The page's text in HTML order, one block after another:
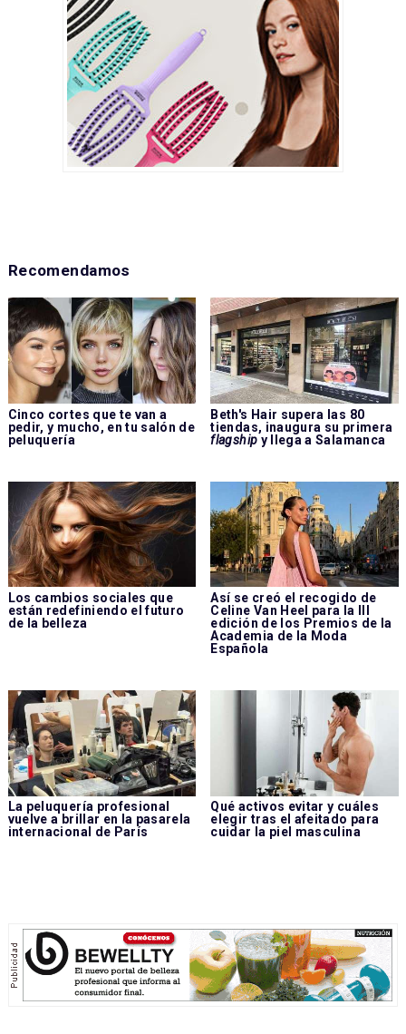
Recomendamos
Cinco cortes que te van a
pedir, y mucho, en tu salón de
peluquería
Beth's Hair supera las 80
tiendas, inaugura su primera
flagshipy llega a Salamanca
Los cambios sociales que
están redefiniendo el futuro
de la belleza
Así se creó el recogido de
Celine Van Heel para la III
edición de los Premios de la
Academia de la Moda
Española
La peluquería profesional
vuelve a brillar en la pasarela
internacional de París
Qué activos evitar y cuáles
elegir tras el afeitado para
cuidar la piel masculina